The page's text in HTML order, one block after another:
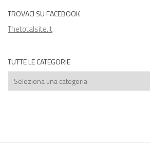
TROVACI SU FACEBOOK
Thetotalsite.it
TUTTE LE CATEGORIE
Tutte
le